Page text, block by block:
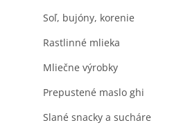
Soľ, bujóny, korenie
Rastlinné mlieka
Mliečne výrobky
Prepustené maslo ghi
Slané snacky a sucháre